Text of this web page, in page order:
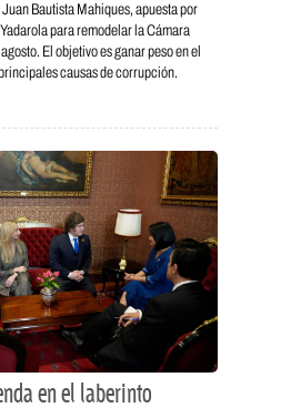
Bautista Mahiques, apuesta por
para remodelar la Cámara
El objetivo es ganar peso en el
causas de corrupción.
en el laberinto